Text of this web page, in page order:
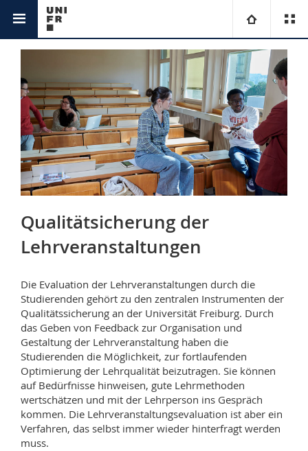
Studium
Campus
Forschung
Weiterbildung
Fakultäten
Theologische Fak.
Rechtswissenschaftliche Fak.
Philosophische Fak.
Fak. für Erziehungs- und Bildungswissenschaften
Math.-Nat. und Med. Fak.
Interfakultär
Informationen für
Studieninteressierte
Medien
Forschende
Mitarbeitende
Doktorierende
Ressourcen
Ortsplan
Bibliotheken
Webmail
Vorlesungsverzeichnis
MyUnifr
Jahresbericht 2023
Qualitätsicherung der
Lehrveranstaltungen
Die Evaluation der Lehrveranstaltungen durch die
Studierenden gehört zu den zentralen Instrumenten der
Qualitätssicherung an der Universität Freiburg. Durch
das Geben von Feedback zur Organisation und
Gestaltung der Lehrveranstaltung haben die
Studierenden die Möglichkeit, zur fortlaufenden
Optimierung der Lehrqualität beizutragen. Sie können
auf Bedürfnisse hinweisen, gute Lehrmethoden
wertschätzen und mit der Lehrperson ins Gespräch
kommen. Die Lehrveranstaltungsevaluation ist aber ein
Verfahren, das selbst immer wieder hinterfragt werden
muss.